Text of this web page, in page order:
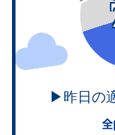
▶昨日の